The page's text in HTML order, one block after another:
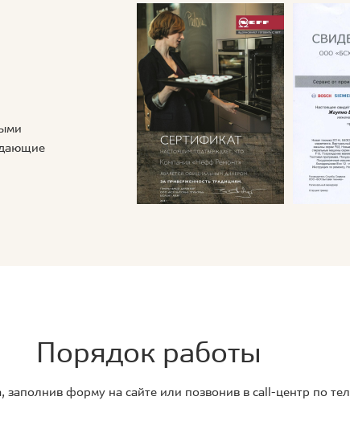
Порядок работы
заполнив форму на сайте или позвонив в call-центр по